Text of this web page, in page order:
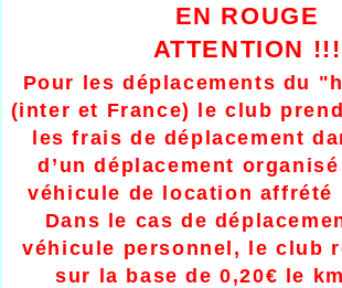
EN ROUGE
ATTENTION !!!
Pour les déplacements du
(inter et France) le club
les frais de déplacement
d’un déplacement
véhicule de location affrété
Dans le cas de
véhicule personnel, le club
sur la base de 0,20€ le